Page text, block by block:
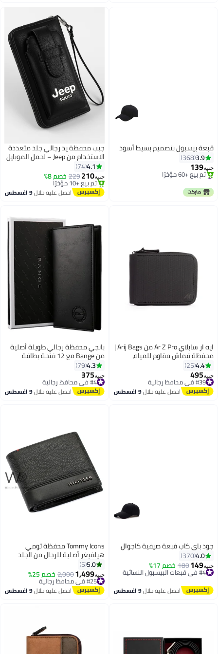
قبعة بيسبول بتصميم بسيط أسود
3.9
368
جنيه139
#10 في قبعات البيسبول النسائية
تم بيع +60 مؤخرًا
#10 في قبعات البيسبول النسائية
3
جيب محفظة يد رجالي جلد متعددة
الاستخدام من Jeep – لحمل الموبايل
والنقود والبطاقات بسحاب
4.1
74
جنيه210
229 خصم 8%
#2 في حافظات البطاقات
توصيل مجاني
تم بيع +10 مؤخرًا
احصل عليه خلال9 اغسطس
4
ايه ار سابلاي Ar Z Pro من Arij Bags |
محفظة قماش مقاوم للمياه،
9 سم) (أسود)
4.4
25
جنيه495
#39 في محافظ رجالية
توصيل مجاني
#39 في محافظ رجالية احصل عليه خلال9 اغسطس
بانجي محفظة رجالي طويلة أصلية
من Bange مع 12 فتحة بطاقة
4.3
79
جنيه375#4 في محافظ رجالية
توصيل مجاني
#4 في محافظ رجالية احصل عليه خلال9 اغسطس
20
جود باي كاب قبعة صيفية كاجوال
4.0
370
جنيه149
180 خصم 17% #4 في قبعات البيسبول النسائية
توصيل مجاني
احصل عليه خلال9 اغسطس
Tommy Icons محفظة تومي
هيلفيغر أصلية للرجال من الجلد
الأسود الأصلي
5.0
5
جنيه1,499
2,000خصم 25% #25 في محافظ رجالية
توصيل مجاني
#25 في محافظ رجالية احصل عليه خلال9 اغسطس